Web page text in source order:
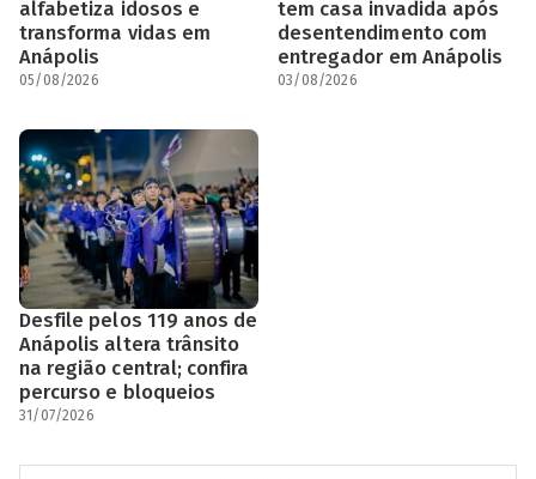
alfabetiza idosos e
transforma vidas em
Anápolis
05/08/2026
tem casa invadida após
desentendimento com
entregador em Anápolis
03/08/2026
Desfile pelos 119 anos de
Anápolis altera trânsito
na região central; confira
percurso e bloqueios
31/07/2026